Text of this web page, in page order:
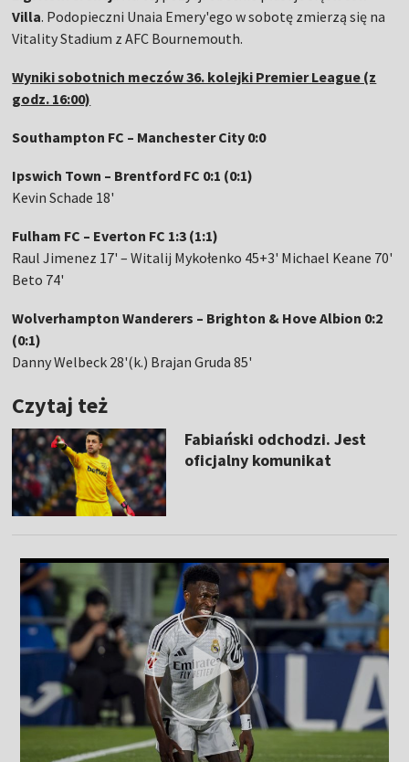
Villa. Podopieczni Unaia Emery'ego w sobotę zmierzą się na
Vitality Stadium z AFC Bournemouth.
Wyniki sobotnich meczów 36. kolejki Premier League (z
godz. 16:00)
Southampton FC – Manchester City 0:0
Ipswich Town – Brentford FC 0:1 (0:1)
Kevin Schade 18'
Fulham FC – Everton FC 1:3 (1:1)
Raul Jimenez 17' – Witalij Mykołenko 45+3' Michael Keane 70'
Beto 74'
Wolverhampton Wanderers – Brighton & Hove Albion 0:2
(0:1)
Danny Welbeck 28'(k.) Brajan Gruda 85'
Czytaj też
Fabiański odchodzi. Jest
oficjalny komunikat